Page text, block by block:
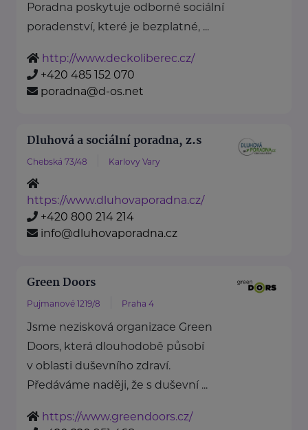
Poradna poskytuje odborné sociální
poradenství, které je bezplatné, ...
http://www.deckoliberec.cz/
+420 485 152 070
poradna@d-os.net
Dluhová a sociální poradna, z.s
Chebská 73/48 Karlovy Vary
https://www.dluhovaporadna.cz/
+420 800 214 214
info@dluhovaporadna.cz
Green Doors
Pujmanové 1219/8 Praha 4
Jsme nezisková organizace Green
Doors, která dlouhodobě působí
v oblasti duševního zdraví.
Předáváme naději, že s duševní ...
https://www.greendoors.cz/